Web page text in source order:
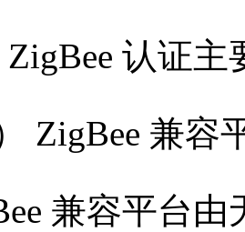
认证
） ZigBee 兼容
兼容平台